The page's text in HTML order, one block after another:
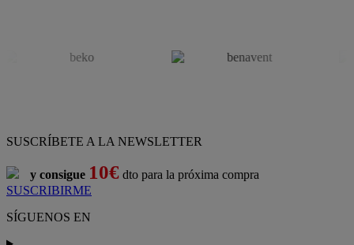
SUSCRÍBETE A LA NEWSLETTER
y consigue 10€ dto para la próxima compra
SUSCRIBIRME
SÍGUENOS EN